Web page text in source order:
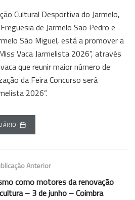
Cultural Desportiva do Jarmelo,
de Jarmelo São Pedro e
São Miguel, está a promover a
Vaca Jarmelista 2026”, através
que reunir maior número de
da Feira Concurso será
2026”.
Anterior
como motores da renovação
– 3 de junho – Coimbra